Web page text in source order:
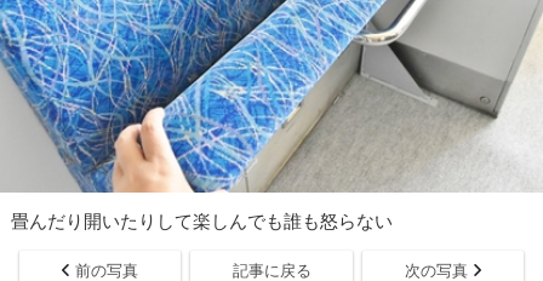
畳んだり開いたりして楽しんでも誰も怒らない
前の写真 記事に戻る 次の写真